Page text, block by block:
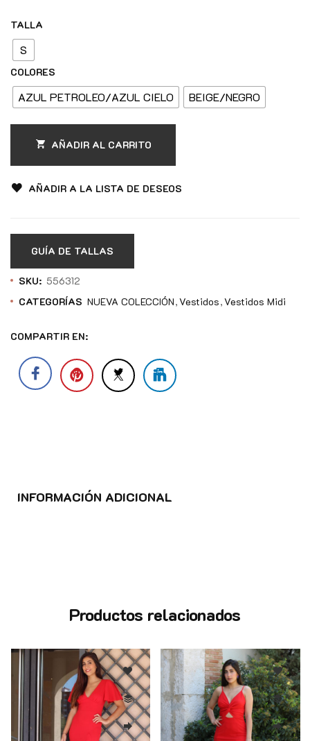
TALLA
S
COLORES
AZUL PETROLEO/AZUL CIELO BEIGE/NEGRO
AÑADIR AL CARRITO
AÑADIR A LA LISTA DE DESEOS
GUÍA DE TALLAS
SKU: 556312
CATEGORÍAS NUEVA COLECCIÓN Vestidos Vestidos Midi
COMPARTIR EN:
INFORMACIÓN ADICIONAL
Productos relacionados